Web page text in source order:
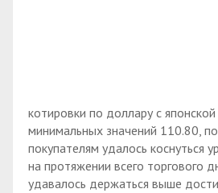
котировки по доллару с
минимальных значений 110.80,
покупателям удалось коснуться
на протяжении всего торгового
удавалось держаться выше